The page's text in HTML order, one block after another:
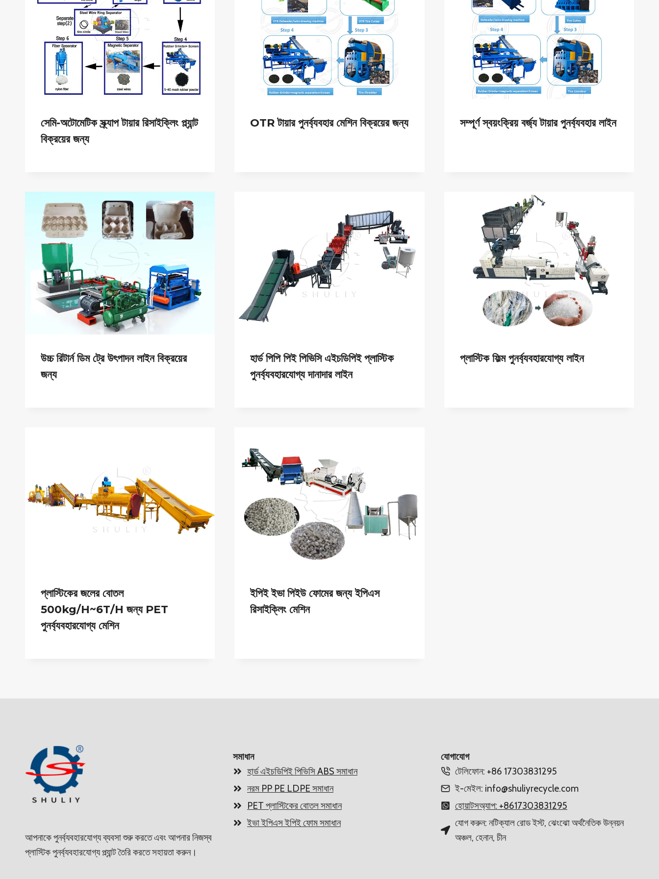
সেমি-অটোমেটিক স্ক্র্যাপ টায়ার রিসাইক্লিং প্ল্যান্ট
বিক্রয়ের জন্য
OTR টায়ার পুনর্ব্যবহার মেশিন বিক্রয়ের জন্য সম্পূর্ণ স্বয়ংক্রিয় বর্জ্য টায়ার পুনর্ব্যবহার লাইন
উচ্চ রিটার্ন ডিম ট্রে উৎপাদন লাইন বিক্রয়ের
জন্য
হার্ড পিপি পিই পিভিসি এইচডিপিই প্লাস্টিক
পুনর্ব্যবহারযোগ্য দানাদার লাইন
প্লাস্টিক ফিল্ম পুনর্ব্যবহারযোগ্য লাইন
প্লাস্টিকের জলের বোতল
500kg/h~6T/h জন্য PET
পুনর্ব্যবহারযোগ্য মেশিন
ইপিই ইভা পিইউ ফোমের জন্য ইপিএস
রিসাইক্লিং মেশিন
আপনাকে পুনর্ব্যবহারযোগ্য ব্যবসা শুরু করতে এবং আপনার নিজস্ব
প্লাস্টিক পুনর্ব্যবহারযোগ্য প্ল্যান্ট তৈরি করতে সহায়তা করুন।
সমাধান
হার্ড এইচডিপিই পিভিসি ABS সমাধান
নরম PP PE LDPE সমাধান
PET প্লাস্টিকের বোতল সমাধান
ইভা ইপিএস ইপিই ফোম সমাধান
যোগাযোগ
টেলিফোন: +86 17303831295
ই-মেইল: info@shuliyrecycle.com
হোয়াটসঅ্যাপ: +8617303831295
যোগ করুন: নটিক্যাল রোড ইস্ট, ঝেংঝো অর্থনৈতিক উন্নয়ন
অঞ্চল, হেনান, চীন